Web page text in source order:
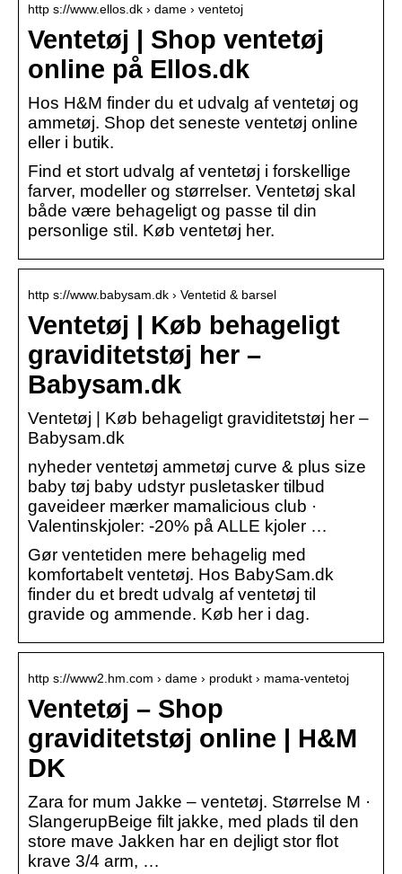
http s://www.ellos.dk › dame › ventetoj
Ventetøj | Shop ventetøj
online på Ellos.dk
Hos H&M finder du et udvalg af ventetøj og
ammetøj. Shop det seneste ventetøj online
eller i butik.
Find et stort udvalg af ventetøj i forskellige
farver, modeller og størrelser. Ventetøj skal
både være behageligt og passe til din
personlige stil. Køb ventetøj her.
http s://www.babysam.dk › Ventetid & barsel
Ventetøj | Køb behageligt
graviditetstøj her –
Babysam.dk
Ventetøj | Køb behageligt graviditetstøj her –
Babysam.dk
nyheder ventetøj ammetøj curve & plus size
baby tøj baby udstyr pusletasker tilbud
gaveideer mærker mamalicious club ·
Valentinskjoler: -20% på ALLE kjoler …
Gør ventetiden mere behagelig med
komfortabelt ventetøj. Hos BabySam.dk
finder du et bredt udvalg af ventetøj til
gravide og ammende. Køb her i dag.
http s://www2.hm.com › dame › produkt › mama-ventetoj
Ventetøj – Shop
graviditetstøj online | H&M
DK
Zara for mum Jakke – ventetøj. Størrelse M ·
SlangerupBeige filt jakke, med plads til den
store mave Jakken har en dejligt stor flot
krave 3/4 arm, …